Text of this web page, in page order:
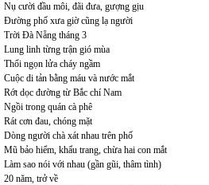
Nụ cười đầu môi, đãi đưa, gượng gịu
Đường phố xưa giờ cũng lạ người
Trời Đà Nẵng tháng 3
Lung linh từng trận gió mùa
Thổi ngọn lửa cháy ngầm
Cuộc di tản bằng máu và nước mắt
Rớt dọc đường từ Bắc chí Nam
Ngồi trong quán cà phê
Rát cơn đau, chóng mặt
Dòng người chà xát nhau trên phố
Mũ bảo hiểm, khẩu trang, chừa hai con mắt
Làm sao nói với nhau (gần gũi, thâm tình)
20 năm, trở về